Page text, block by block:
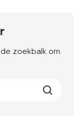
zoekbalk om